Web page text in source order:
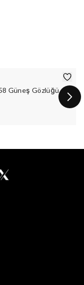
Güneş Gözlüğü